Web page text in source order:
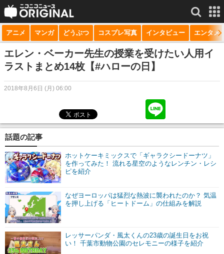
サービス一覧 もっと見る
niconico
動画
生放送
チャンネル
マンガ
ニコニコQ
アニメ マンガ どうぶつ コスプレ写真 インタビュー エンタメ
エレン・ベーカー先生の授業を受けたい人用イ
ラストまとめ14枚【#ハローの日】
2018年8月6日 (月) 06:00
話題の記事
ホットケーキミックスで「ギャラクシードーナツ」
を作ってみた！ 流れる星空のようなレンチン・レシ
ピを紹介
なぜヨーロッパは猛烈な熱波に襲われたのか？ 気温
を押し上げる「ヒートドーム」の仕組みを解説
レッサーパンダ・風太くんの23歳の誕生日をお祝
い！ 千葉市動物公園のセレモニーの様子を紹介